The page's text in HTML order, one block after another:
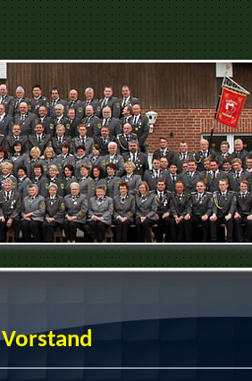
Vorstand